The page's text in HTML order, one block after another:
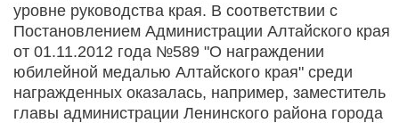
уровне руководства края. В соответствии с
Постановлением Администрации Алтайского края
от 01.11.2012 года №589 "О награждении
юбилейной медалью Алтайского края" среди
награжденных оказалась, например, заместитель
главы администрации Ленинского района города